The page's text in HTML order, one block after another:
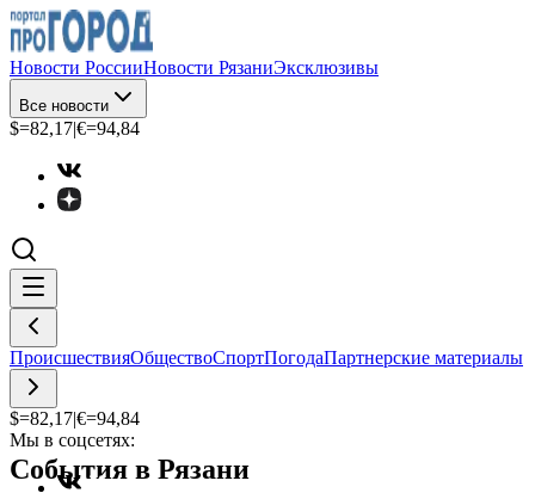
Новости РоссииНовости РязаниЭксклюзивы
Все новости
$=82,17|€=94,84
ПроисшествияОбществоСпортПогодаПартнерские материалы
$=82,17|€=94,84
Мы в соцсетях:
События в Рязани